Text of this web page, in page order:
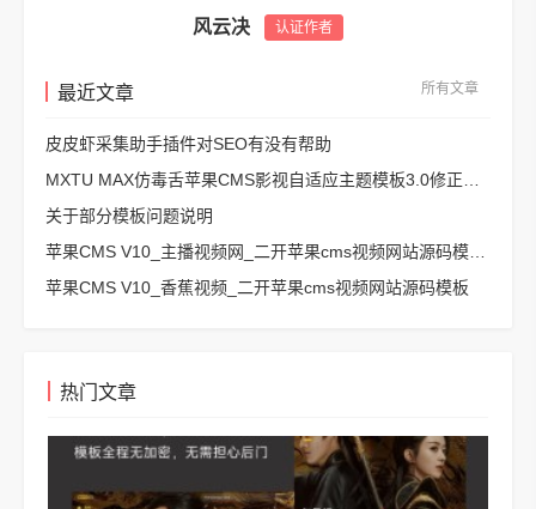
风云决 认证作者
最近文章 所有文章
皮皮虾采集助手插件对SEO有没有帮助
关于部分模板问题说明
苹果CMS V10_香蕉视频_二开苹果cms视频网站源码模板
热门文章